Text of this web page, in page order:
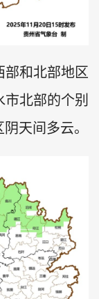
部和北部地区
北部的个别
天间多云。